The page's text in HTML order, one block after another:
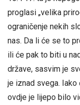
proglasi „velika
ograničenje nekih
nas. Da li će se to
ili će pak to biti u
države, sasvim je
je iznad svega.
ovdje je lijepo bilo